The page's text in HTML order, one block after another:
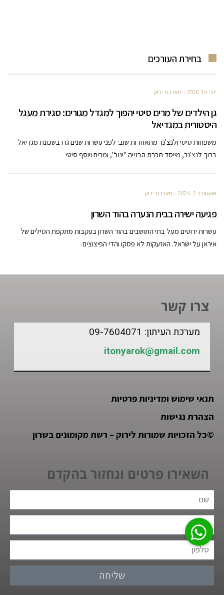
בחירת העורכים
יולי 14, 2026 מערכת ירוק
גן הילדים של מרים סיטי יהפוך למגדל מגורים: סגירת מעגל
היסטורית במגדיאל
משפחות סיטי ולנצ'נר מתאחדות שוב: לפני עשרות שנים גרו בשכונת מגדיאל
ברוך לנצ'נר, מייסד חברת הבנייה "ינוב", ומרים ויוסף סיטי
אוקטובר 1, 2024 מערכת ירוק
פגיעה ישירה בבית הנערה בהוד השרון
עשרות ירוטים מעל בתי התושבים בהוד השרון בעקבות מתקפת הטילים של
איראן על ישראל. האזעקות לא פסקו והדי הפיצוצים
צרו קשר
מערכת העיתון: 09-7604071
itonyarok@gmail.com
תנאי שימוש ומדיניות פרטיות
הצהרת נגישות
©כל הזכויות שמורות לירוק – רשת מקומונים בשרון
השאירו פרטים ונחזור בהקדם
שליחה